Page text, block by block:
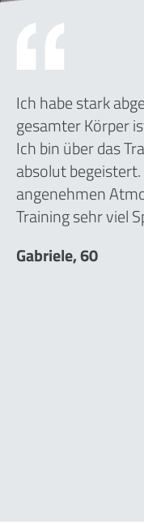
Ich habe stark
gesamter Körper
Ich bin über das
absolut
angenehmen
Training sehr viel
Gabriele, 60